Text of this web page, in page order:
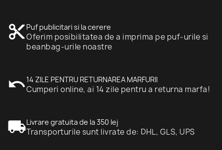
content_cut Puf publicitari si la cerere
Oferim posibilitatea de a imprima pe puf-urile si
beanbag-urile noastre
undo14 ZILE PENTRU RETURNAREA MARFURII
Cumperi online, ai 14 zile pentru a returna marfa!
local_shippingLivrare gratuita de la 350 lej
Transporturile sunt livrate de: DHL, GLS, UPS